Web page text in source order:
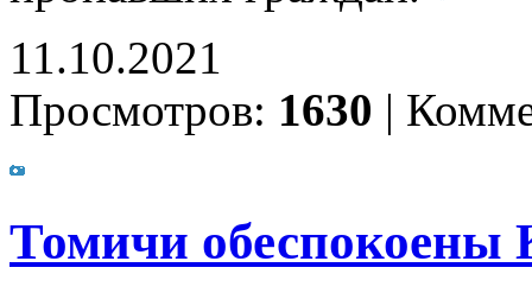
11.10.2021
Просмотров: 1630 |
Томичи